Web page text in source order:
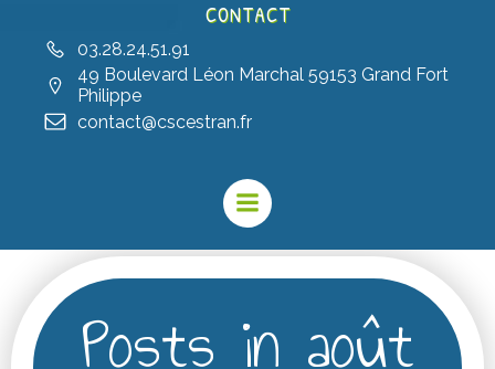
CONTACT
03.28.24.51.91
49 Boulevard Léon Marchal 59153 Grand Fort
Philippe
contact@cscestran.fr
Posts in août